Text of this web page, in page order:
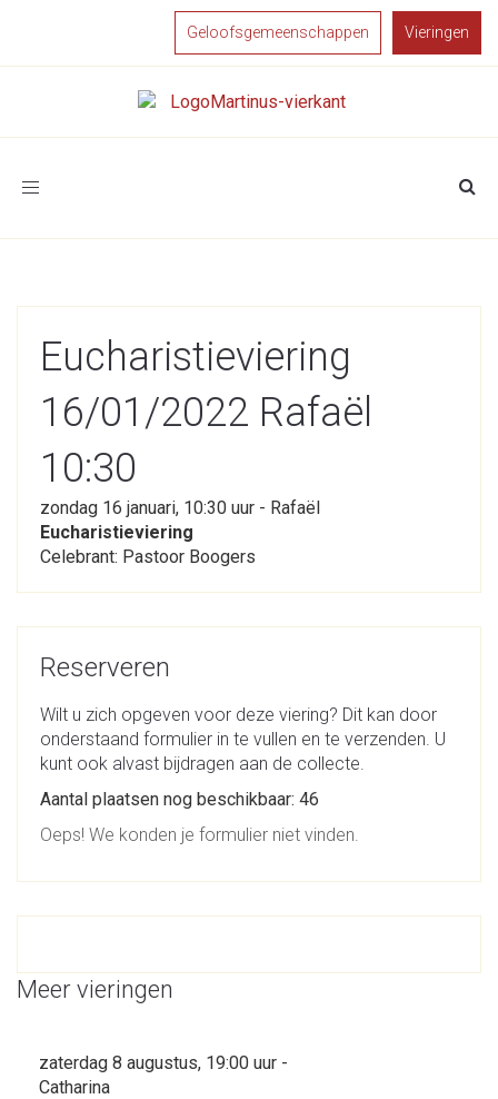
Geloofsgemeenschappen Vieringen
Toggle
Eucharistieviering
16/01/2022 Rafaël
10:30
zondag 16 januari, 10:30 uur - Rafaël
Eucharistieviering
Celebrant: Pastoor Boogers
Reserveren
Wilt u zich opgeven voor deze viering? Dit kan door
onderstaand formulier in te vullen en te verzenden. U
kunt ook alvast bijdragen aan de collecte.
Aantal plaatsen nog beschikbaar: 46
Oeps! We konden je formulier niet vinden.
Meer vieringen
zaterdag 8 augustus, 19:00 uur -
Catharina